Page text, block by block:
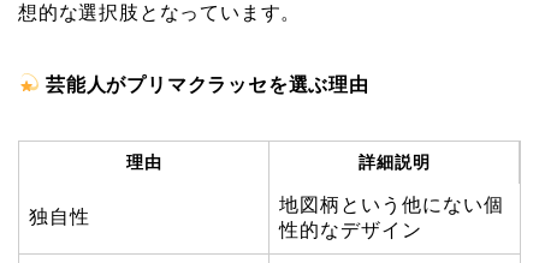
想的な選択肢となっています。
芸能人がプリマクラッセを選ぶ理由
理由 詳細説明
独自性
地図柄という他にない個
性的なデザイン